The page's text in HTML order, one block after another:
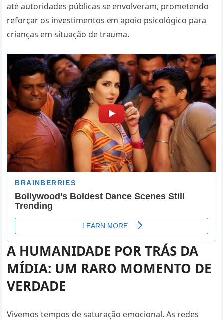
até autoridades públicas se envolveram, prometendo
reforçar os investimentos em apoio psicológico para
crianças em situação de trauma.
A HUMANIDADE POR TRÁS DA
MÍDIA: UM RARO MOMENTO DE
VERDADE
Vivemos tempos de saturação emocional. As redes